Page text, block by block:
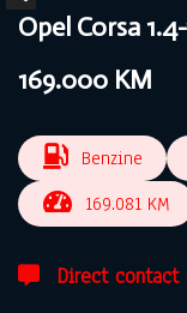
Opel Corsa
169.000 KM
Benzine
169.081 KM
Direct contact